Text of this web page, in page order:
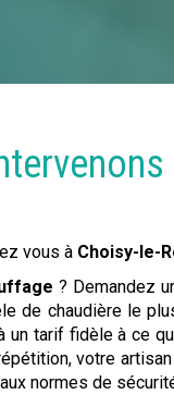
vous à Choisy-le-
? Demandez
de chaudière le
tarif fidèle à ce
votre
normes de